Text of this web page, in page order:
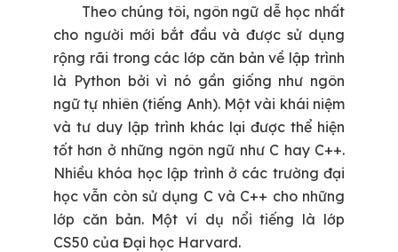
Theo chúng tôi, ngôn ngữ dễ học nhất
cho người mới bắt đầu và được sử dụng
rộng rãi trong các lớp căn bản về lập trình
là Python bởi vì nó gần giống như ngôn
ngữ tự nhiên (tiếng Anh). Một vài khái niệm
và tư duy lập trình khác lại được thể hiện
tốt hơn ở những ngôn ngữ như C hay C++.
Nhiều khóa học lập trình ở các trường đại
học vẫn còn sử dụng C và C++ cho những
lớp căn bản. Một ví dụ nổi tiếng là lớp
CS50 của Đại học Harvard.